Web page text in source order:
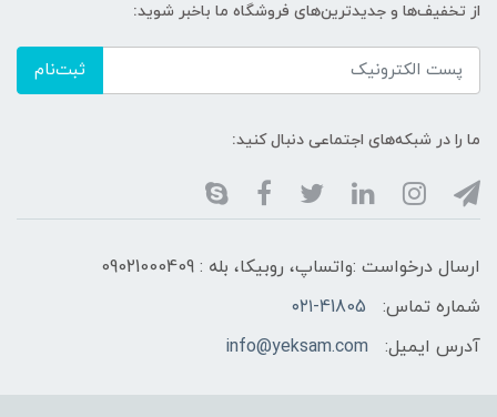
از تخفیف‌ها و جدیدترین‌های فروشگاه ما باخبر شوید:
ثبت‌نام
ما را در شبکه‌های اجتماعی دنبال کنید:
ارسال درخواست :واتساپ، روبیکا، بله : 09021000409
شماره تماس:
۰۲۱-41805
آدرس ایمیل:
info@yeksam.com